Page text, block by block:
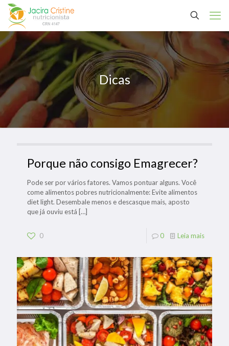
Dicas
Porque não consigo Emagrecer?
Pode ser por vários fatores. Vamos pontuar alguns. Você
come alimentos pobres nutricionalmente: Evite alimentos
diet light. Desembale menos e descasque mais, aposto
que já ouviu está […]
0 0 Leia mais